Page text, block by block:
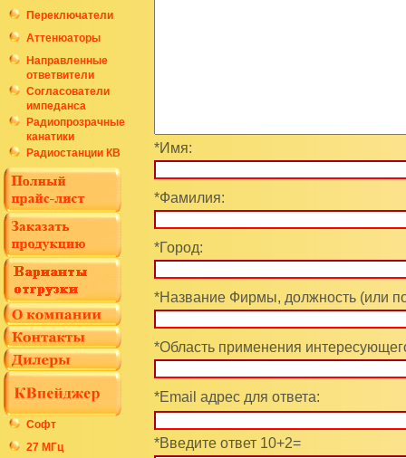
Переключатели
Аттенюаторы
Направленные
ответвители
Согласователи
импеданса
Радиопрозрачные
канатики
Радиостанции КВ
Софт
27 МГц
*Имя:
*Фамилия:
*Город:
*Название Фирмы, должность (или
*Область применения
*Email адрес для ответа:
*Введите ответ 10+2=